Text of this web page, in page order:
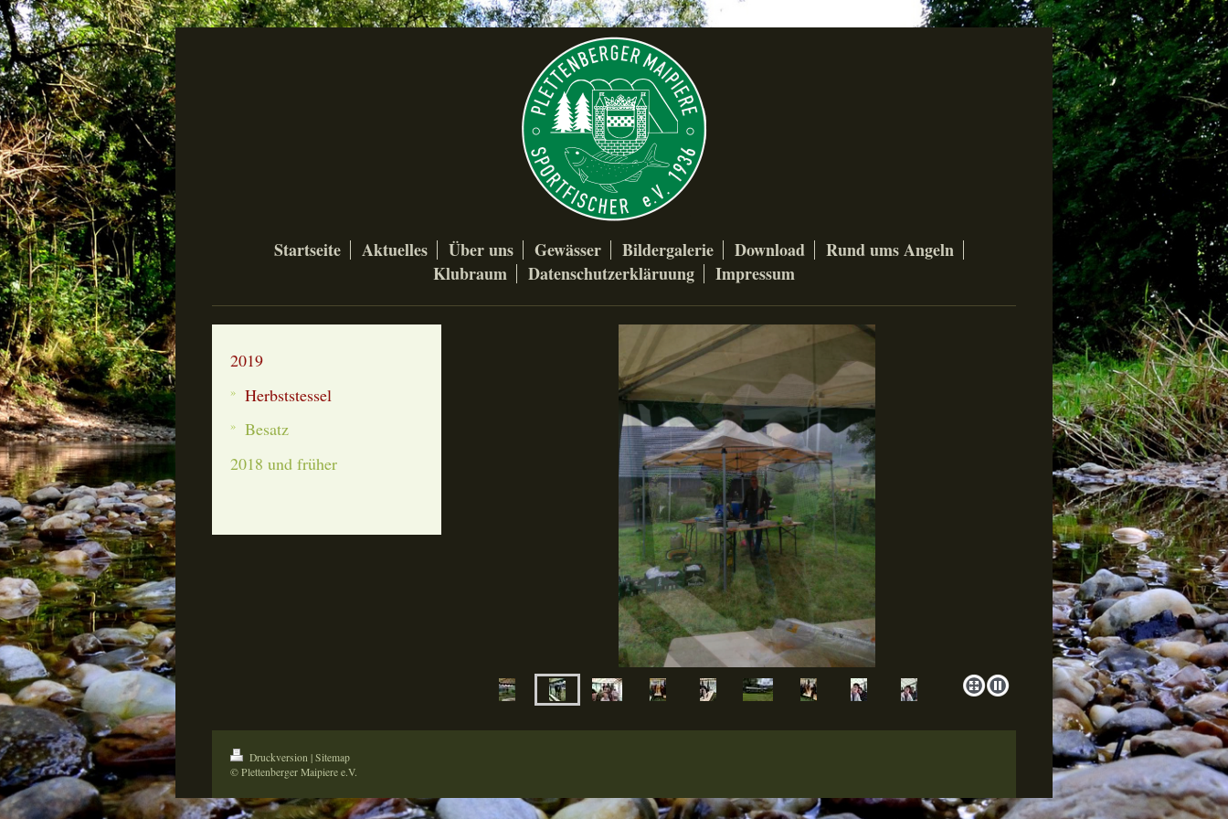
Startseite Aktuelles Über uns Gewässer Bildergalerie Download
Rund ums Angeln
Klubraum
Datenschutzerkläruung Impressum
2019
Herbststessel
Besatz
2018 und früher
Druckversion | Sitemap
© Plettenberger Maipiere e.V.